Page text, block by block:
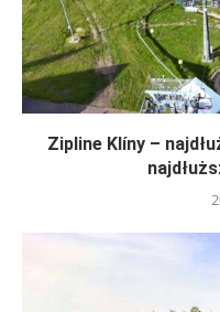
Zipline Klíny –